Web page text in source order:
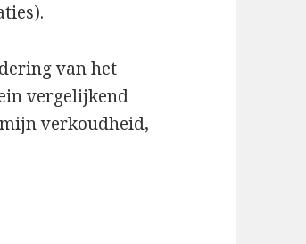
van het
vergelijkend
verkoudheid,